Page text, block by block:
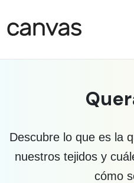
Descubre lo que es la
nuestros tejidos y
cómo